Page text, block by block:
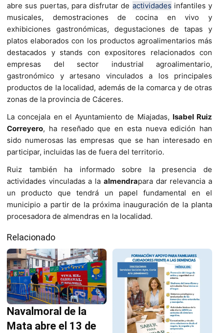
abre sus puertas, para disfrutar de actividades infantiles y
musicales, demostraciones de cocina en vivo y
exhibiciones gastronómicas, degustaciones de tapas y
platos elaborados con los productos agroalimentarios más
destacados y stands con expositores relacionados con
empresas del sector industrial agroalimentario,
gastronómico y artesano vinculados a los principales
productos de la localidad, además de la comarca y de otras
zonas de la provincia de Cáceres.
La concejala en el Ayuntamiento de Miajadas, Isabel Ruiz
Correyero, ha reseñado que en esta nueva edición han
sido numerosas las empresas que se han interesado en
participar, incluidas las de fuera del territorio.
Ruiz también ha informado sobre la presencia de
actividades vinculadas a la almendrapara dar relevancia a
un producto que tendrá un papel fundamental en el
municipio a partir de la próxima inauguración de la planta
procesadora de almendras en la localidad.
Relacionado
Navalmoral de la
Mata abre el 13 de